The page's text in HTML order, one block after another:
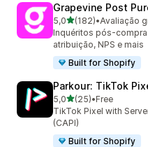
Grapevine Post
5,0de 5 estrelas
(182)
182 total de avaliações
•
Inquéritos pós-compra
atribuição, NPS e mais
Built for Shopify
Parkour: TikTok
5,0de 5 estrelas
(25)
25 total de avaliações
•Free
TikTok Pixel with
(CAPI)
Built for Shopify